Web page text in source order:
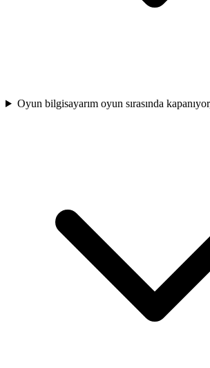
Oyun bilgisayarım oyun sırasında